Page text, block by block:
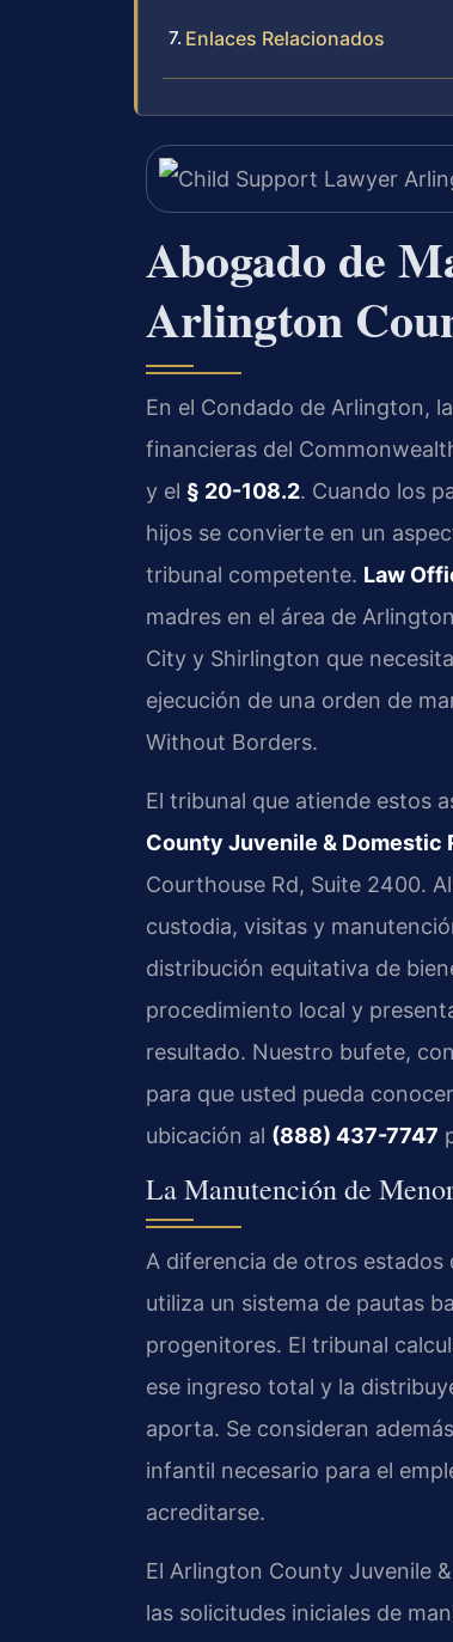
Enlaces Relacionados
Abogado de
Arlington
En el Condado de Arlington,
financieras del
y el § 20-108.2. Cuando los
hijos se convierte en un
tribunal competente. Law
madres en el área de
City y Shirlington que
ejecución de una orden de
Without Borders.
El tribunal que atiende estos
County Juvenile &
Courthouse Rd, Suite 2400.
custodia, visitas y
distribución equitativa de
procedimiento local y
resultado. Nuestro bufete,
para que usted pueda
ubicación al (888) 437-7747
La Manutención de
A diferencia de otros
utiliza un sistema de pautas
progenitores. El tribunal
ese ingreso total y la
aporta. Se consideran
infantil necesario para el
acreditarse.
El Arlington County Juvenile
las solicitudes iniciales de